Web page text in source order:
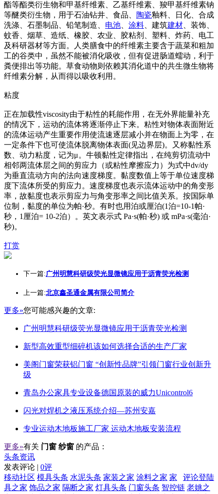
酯等酯类衍生物和甲基纤维素、乙基纤维素、羧甲基纤维素钠
等醚类衍生物，用于石油钻井、食品、
陶瓷釉料、日化、合成
洗涤、石墨制品、铅笔制造、 电池 涂料 、建筑建材 、装饰、
蚊香、烟草、造纸、橡胶、农业、胶粘剂、塑料、炸药、电工
及科研器材等方面。人类膳食中的纤维素主要含于蔬菜和粗加
工的谷类中，虽然不能被消化吸收，但有促进肠道蠕动，利于
粪便排出等功能。草食动物则依赖其消化道中的共生微生物将
纤维素分解，从而得以吸收利用。
粘度
正在加载性viscosity由于粘性的耗能作用，在无外界能量补充
的情况下，运动的流体将逐渐停止下来。粘性对物体表面附近
的流体运动产生重要作用使流速逐层减小并在物面上为零，在
一定条件下也可使流体脱离物体表面(见边界层)。又称黏性系
数、动力粘度，记为μ。牛顿黏性定律指出，在纯剪切流动中
相邻两流体层之间的剪应力（或粘性摩擦应力）为式中dv/dy
为垂直流动方向的法向速度梯度。黏度数值上等于单位速度梯
度下流体所受的剪应力。速度梯度也表示流体运动中的角变形
率，故黏度也表示剪应力与角变形率之间比值关系。按国际单
位制，黏度的单位为帕·秒。有时也用泊或厘泊(1泊=10-1帕·
秒，1厘泊= 10-2泊）。英文表示式 Pa·s(帕·秒) 或 mPa·s(毫泊·
秒)。
打赏
下一篇:广州明慧科研级荧光显微镜应用于沥青荧光检测
上一篇:北京鑫圣通金属有限公司简介
更多»您可能感兴趣的文章:
广州明慧科研级荧光显微镜应用于沥青荧光检测
新型高效重型细碎机该如何选择合适的生产厂家
美阁门窗荣获铝门窗 “创新性品牌”引领门窗行业创新升
级
青岛办公家具专业设备德国原装的威力Unicontrol6
闪光对焊机之液压系统介绍—苏州安嘉
专业运动木地板施工厂家 运动木地板安装流程
更多»有关 门窗 纱窗 的产品：
头条资讯
发表评论 | 0评
评论登陆
移动社区 模具头条 水泥头条 家装之家 涂料之家 家
具之家 饰品之家 隔断之家 灯具头条 门窗头条 智控链 老姚之